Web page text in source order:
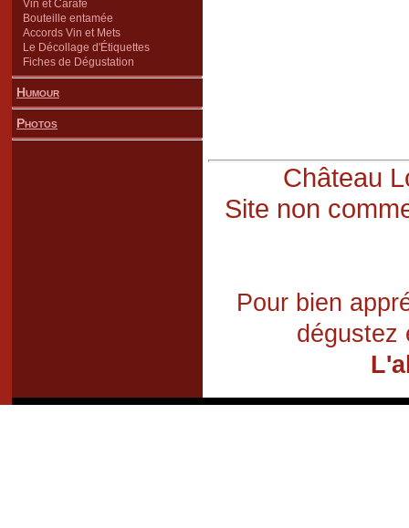
Vin et Carafe
Bouteille entamée
Accords Vin et Mets
Le Décollage d'Étiquettes
Fiches de Dégustation
Humour
Photos
Château
Site non
Pour bien
dégustez